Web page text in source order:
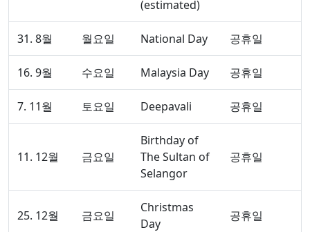
(estimated)
31. 8월 월요일 National Day 공휴일
16. 9월 수요일 Malaysia Day 공휴일
7. 11월 토요일 Deepavali 공휴일
11. 12월 금요일
Birthday of
The Sultan of
Selangor
공휴일
25. 12월 금요일
Christmas
Day
공휴일